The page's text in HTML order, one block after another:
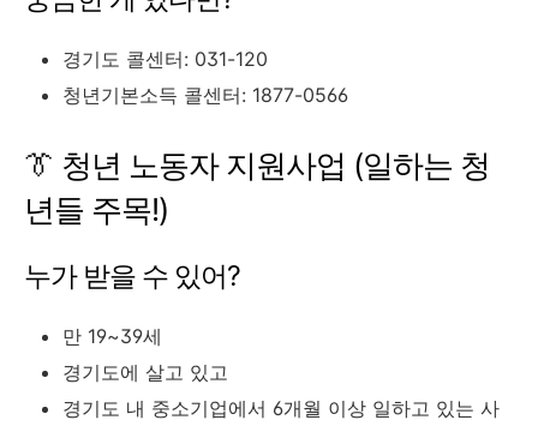
경기도 콜센터: 031-120
청년기본소득 콜센터: 1877-0566
👔 청년 노동자 지원사업 (일하는 청
년들 주목!)
누가 받을 수 있어?
만 19~39세
경기도에 살고 있고
경기도 내 중소기업에서 6개월 이상 일하고 있는 사